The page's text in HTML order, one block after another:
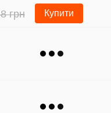
грн Купити